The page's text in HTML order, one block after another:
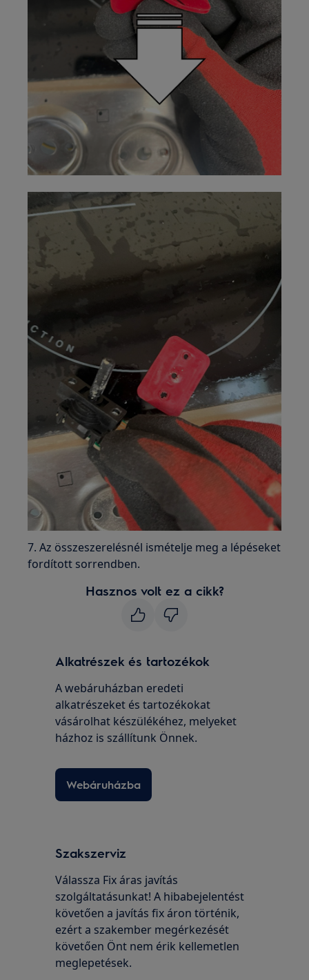
7. Az összeszerelésnél ismételje meg a lépéseket
fordított sorrendben.
Hasznos volt ez a cikk?
Alkatrészek és tartozékok
A webáruházban eredeti
alkatrészeket és tartozékokat
vásárolhat készülékéhez, melyeket
házhoz is szállítunk Önnek.
Webáruházba
Szakszerviz
Válassza Fix áras javítás
szolgáltatásunkat! A hibabejelentést
követően a javítás fix áron történik,
ezért a szakember megérkezését
követően Önt nem érik kellemetlen
meglepetések.